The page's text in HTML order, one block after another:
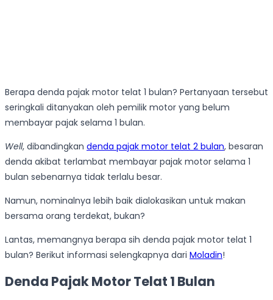
Berapa denda pajak motor telat 1 bulan? Pertanyaan tersebut
seringkali ditanyakan oleh pemilik motor yang belum
membayar pajak selama 1 bulan.
Well, dibandingkan denda pajak motor telat 2 bulan, besaran
denda akibat terlambat membayar pajak motor selama 1
bulan sebenarnya tidak terlalu besar.
Namun, nominalnya lebih baik dialokasikan untuk makan
bersama orang terdekat, bukan?
Lantas, memangnya berapa sih denda pajak motor telat 1
bulan? Berikut informasi selengkapnya dari Moladin!
Denda Pajak Motor Telat 1 Bulan